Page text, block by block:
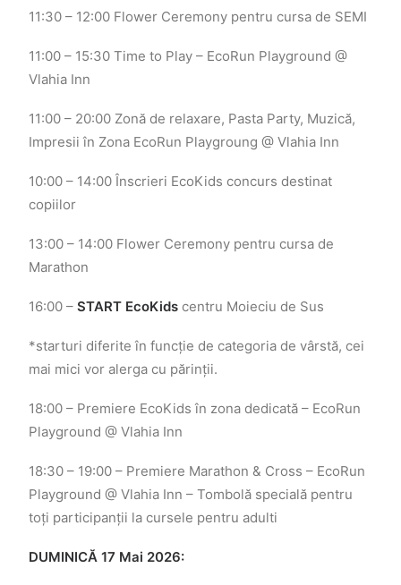
11:30 – 12:00 Flower Ceremony pentru cursa de SEMI
11:00 – 15:30 Time to Play – EcoRun Playground @
Vlahia Inn
11:00 – 20:00 Zonă de relaxare, Pasta Party, Muzică,
Impresii în Zona EcoRun Playgroung @ Vlahia Inn
10:00 – 14:00 Înscrieri EcoKids concurs destinat
copiilor
13:00 – 14:00 Flower Ceremony pentru cursa de
Marathon
16:00 – START EcoKids centru Moieciu de Sus
*starturi diferite în funcție de categoria de vârstă, cei
mai mici vor alerga cu părinții.
18:00 – Premiere EcoKids în zona dedicată – EcoRun
Playground @ Vlahia Inn
18:30 – 19:00 – Premiere Marathon & Cross – EcoRun
Playground @ Vlahia Inn – Tombolă specială pentru
toți participanții la cursele pentru adulti
DUMINICĂ 17 Mai 2026: